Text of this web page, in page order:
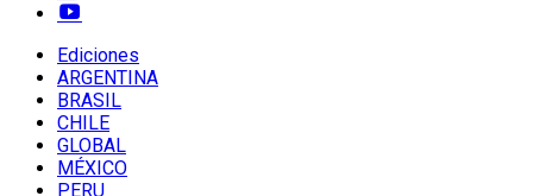
Ediciones
ARGENTINA
BRASIL
CHILE
GLOBAL
MÉXICO
PERU